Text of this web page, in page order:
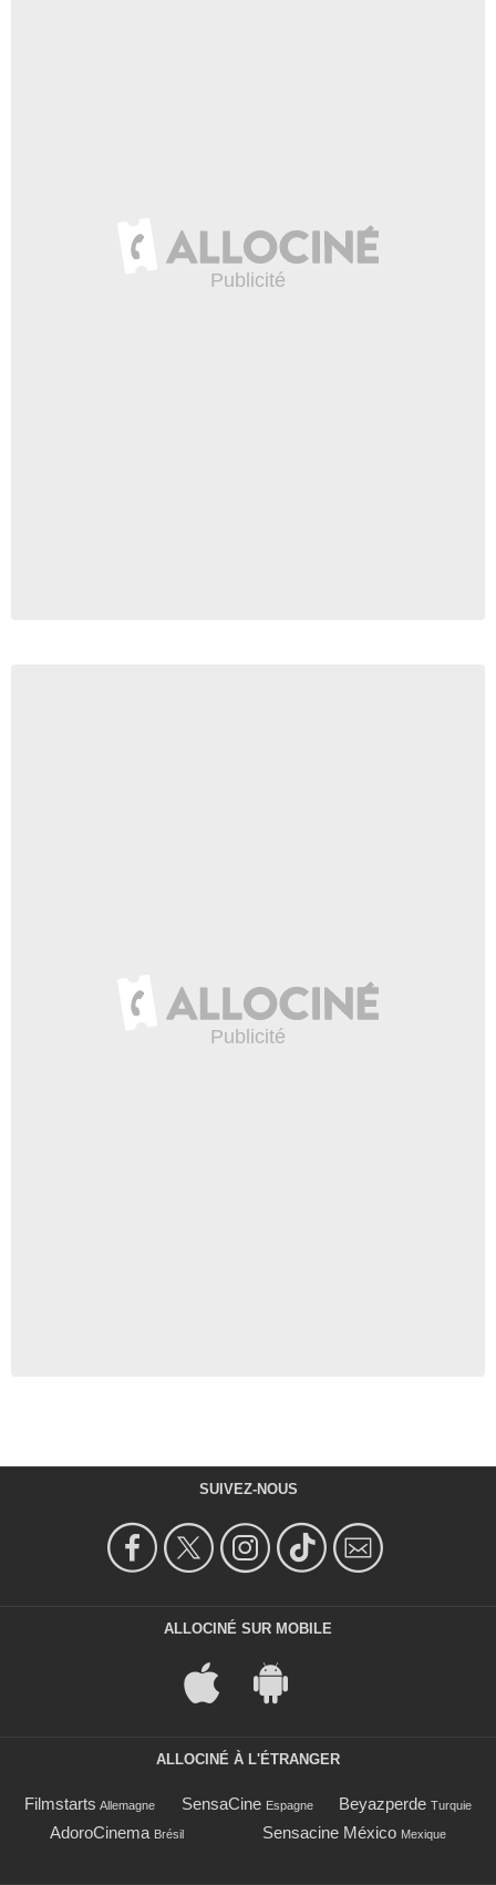
SUIVEZ-NOUS
ALLOCINÉ SUR MOBILE
ALLOCINÉ À L'ÉTRANGER
Filmstarts Allemagne SensaCine Espagne Beyazperde Turquie
AdoroCinema Brésil Sensacine México Mexique